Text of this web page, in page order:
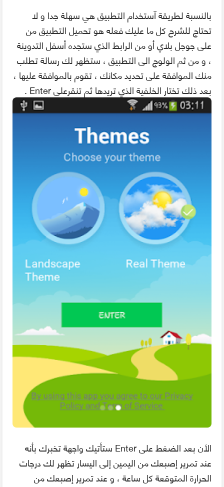
بالنسبة لطريقة آستخدام التطبيق هي سهلة جدا و لا
تحتاج للشرح كل ما عليك فعله هو تحميل التطبيق من
على جوجل بلاي أو من الرابط الذي ستجده أسفل التدوينة
، و من ثم الولوج الى التطبيق ، ستظهر لك رسالة تطلب
منك الموافقة على تحديد مكانك ، تقوم بالموافقة عليها ،
بعد ذلك تختار الخلفية الذي تريدها ثم تنقرعلى Enter .
الأن بعد الضغط على Enter ستأتيك واجهة تخبرك بأنه
عند تمرير إصبعك من اليمين إلى اليسار تظهر لك درجات
الحرارة المتوقعة كل ساعة ، و عند تمرير إصبعك من